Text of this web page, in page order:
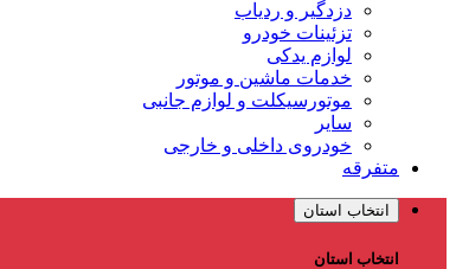
دزدگیر و ردیاب
تزئینات خودرو
لوازم یدکی
خدمات ماشین و موتور
موتورسیکلت و لوازم جانبی
سایر
خودروی داخلی و خارجی
متفرقه
انتخاب استان
انتخاب استان